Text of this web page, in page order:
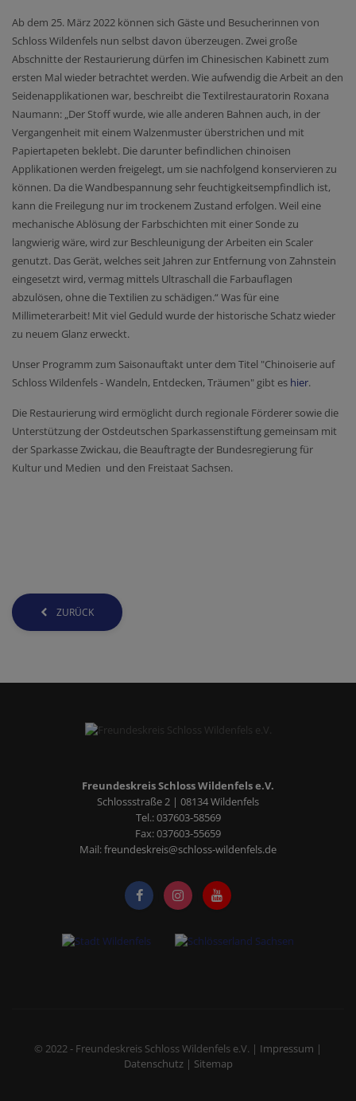
Ab dem 25. März 2022 können sich Gäste und Besucherinnen von
Schloss Wildenfels nun selbst davon überzeugen. Zwei große
Abschnitte der Restaurierung dürfen im Chinesischen Kabinett zum
ersten Mal wieder betrachtet werden. Wie aufwendig die Arbeit an den
Seidenapplikationen war, beschreibt die Textilrestauratorin Roxana
Naumann: „Der Stoff wurde, wie alle anderen Bahnen auch, in der
Vergangenheit mit einem Walzenmuster überstrichen und mit
Papiertapeten beklebt. Die darunter befindlichen chinoisen
Applikationen werden freigelegt, um sie nachfolgend konservieren zu
können. Da die Wandbespannung sehr feuchtigkeitsempfindlich ist,
kann die Freilegung nur im trockenem Zustand erfolgen. Weil eine
mechanische Ablösung der Farbschichten mit einer Sonde zu
langwierig wäre, wird zur Beschleunigung der Arbeiten ein Scaler
genutzt. Das Gerät, welches seit Jahren zur Entfernung von Zahnstein
eingesetzt wird, vermag mittels Ultraschall die Farbauflagen
abzulösen, ohne die Textilien zu schädigen.“ Was für eine
Millimeterarbeit! Mit viel Geduld wurde der historische Schatz wieder
zu neuem Glanz erweckt.
Unser Programm zum Saisonauftakt unter dem Titel "Chinoiserie auf
Schloss Wildenfels - Wandeln, Entdecken, Träumen" gibt es hier.
Die Restaurierung wird ermöglicht durch regionale Förderer sowie die
Unterstützung der Ostdeutschen Sparkassenstiftung gemeinsam mit
der Sparkasse Zwickau, die Beauftragte der Bundesregierung für
Kultur und Medien und den Freistaat Sachsen.
ZURÜCK
Freundeskreis Schloss Wildenfels e.V.
Schlossstraße 2 | 08134 Wildenfels
Tel.:037603-58569
Fax: 037603-55659
Mail:freundeskreis@schloss-wildenfels.de
© 2022 - Freundeskreis Schloss Wildenfels e.V. | Impressum |
Datenschutz| Sitemap